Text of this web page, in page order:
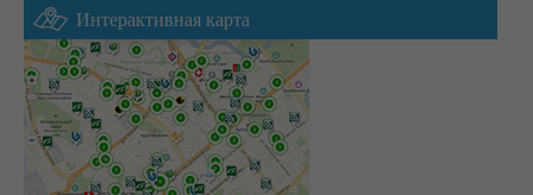
Интерактивная карта